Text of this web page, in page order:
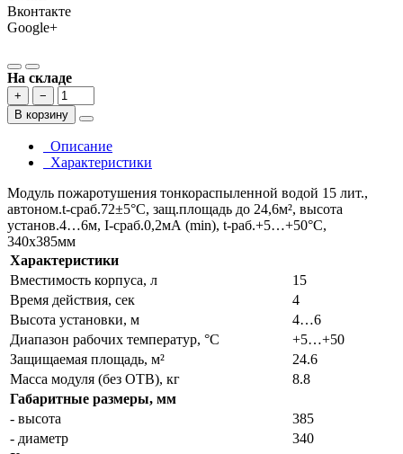
Вконтакте
Google+
На складе
+
−
В корзину
Описание
Характеристики
Модуль пожаротушения тонкораспыленной водой 15 лит.,
автоном.t-сраб.72±5°C, защ.площадь до 24,6м², высота
установ.4…6м, I-сраб.0,2мА (min), t-раб.+5…+50°C,
340х385мм
Характеристики
Вместимость корпуса, л
15
Время действия, сек
4
Высота установки, м
4…6
Диапазон рабочих температур, °С
+5…+50
Защищаемая площадь, м²
24.6
Масса модуля (без ОТВ), кг
8.8
Габаритные размеры, мм
- высота
385
- диаметр
340